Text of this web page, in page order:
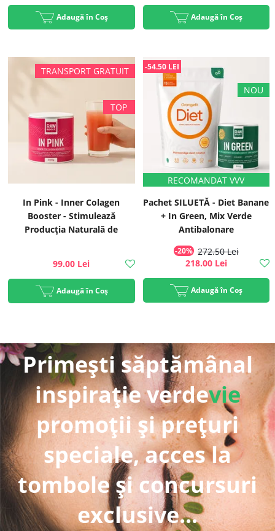
Adaugă în Coș Adaugă în Coș
In Pink - Inner Colagen
Booster - Stimulează
Producția Naturală de
99.00 Lei
Adaugă în Coș
Pachet SILUETĂ - Diet Banane
+ In Green, Mix Verde
Antibalonare
-20% 272.50 Lei
-54.50 LEI
218.00 Lei
Adaugă în Coș
Primești săptămânal
inspirație verdevie
promoții și prețuri
speciale, acces la
tombole și concursuri
exclusive...